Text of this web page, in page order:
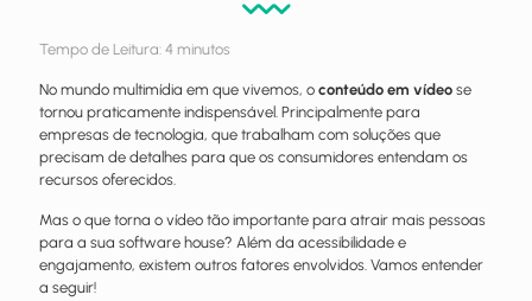
Tempo de Leitura: 4 minutos
No mundo multimídia em que vivemos, o conteúdo em vídeo se
tornou praticamente indispensável. Principalmente para
empresas de tecnologia, que trabalham com soluções que
precisam de detalhes para que os consumidores entendam os
recursos oferecidos.
Mas o que torna o vídeo tão importante para atrair mais pessoas
para a sua software house? Além da acessibilidade e
engajamento, existem outros fatores envolvidos. Vamos entender
a seguir!